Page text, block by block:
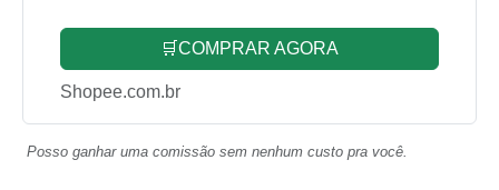
🛒COMPRAR AGORA
Shopee.com.br
Posso ganhar uma comissão sem nenhum custo pra você.